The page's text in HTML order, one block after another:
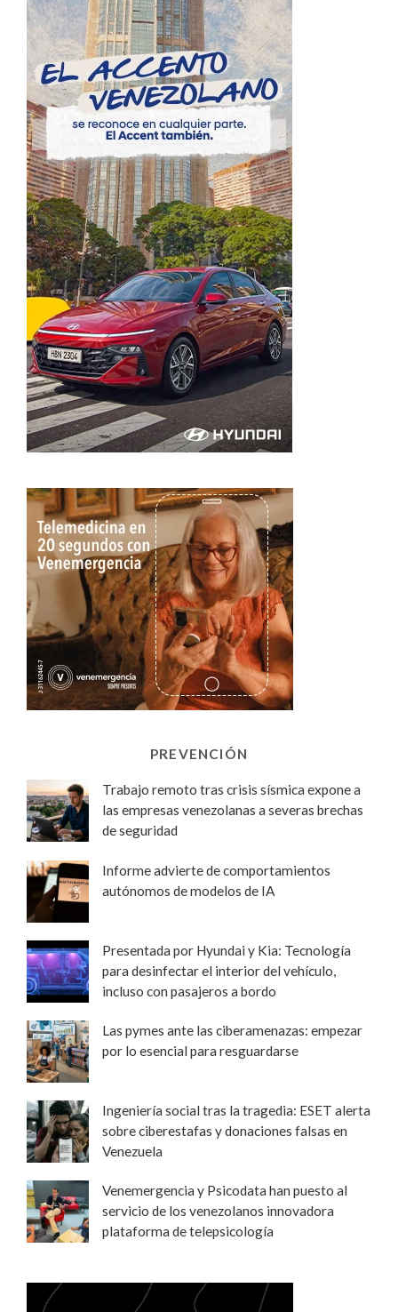
PREVENCIÓN
Trabajo remoto tras crisis sísmica expone a
las empresas venezolanas a severas brechas
de seguridad
Informe advierte de comportamientos
autónomos de modelos de IA
Presentada por Hyundai y Kia: Tecnología
para desinfectar el interior del vehículo,
incluso con pasajeros a bordo
Las pymes ante las ciberamenazas: empezar
por lo esencial para resguardarse
Ingeniería social tras la tragedia: ESET alerta
sobre ciberestafas y donaciones falsas en
Venezuela
Venemergencia y Psicodata han puesto al
servicio de los venezolanos innovadora
plataforma de telepsicología